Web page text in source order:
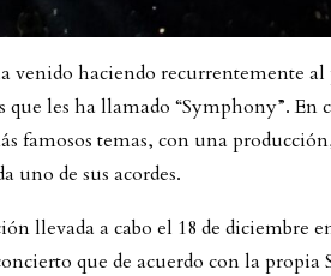
venido haciendo recurrentemente al
que les ha llamado “Symphony”. En
famosos temas, con una
uno de sus acordes.
llevada a cabo el 18 de diciembre
que de acuerdo con la propia